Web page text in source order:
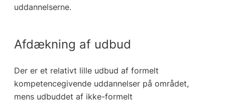
uddannelserne.
Afdækning af udbud
Der er et relativt lille udbud af formelt
kompetencegivende uddannelser på området,
mens udbuddet af ikke-formelt